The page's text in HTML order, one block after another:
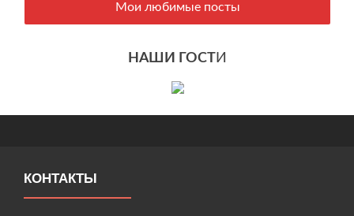
Мои любимые посты
НАШИ ГОСТ И
КОНТАКТЫ